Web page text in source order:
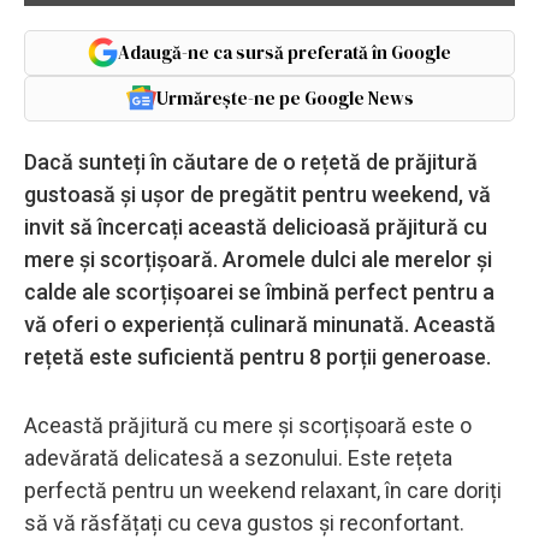
Adaugă-ne ca sursă preferată în Google
Urmărește-ne pe Google News
Dacă sunteți în căutare de o rețetă de prăjitură
gustoasă și ușor de pregătit pentru weekend, vă
invit să încercați această delicioasă prăjitură cu
mere și scorțișoară. Aromele dulci ale merelor și
calde ale scorțișoarei se îmbină perfect pentru a
vă oferi o experiență culinară minunată. Această
rețetă este suficientă pentru 8 porții generoase.
Această prăjitură cu mere și scorțișoară este o
adevărată delicatesă a sezonului. Este rețeta
perfectă pentru un weekend relaxant, în care doriți
să vă răsfățați cu ceva gustos și reconfortant.